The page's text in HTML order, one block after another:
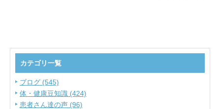
カテゴリ一覧
ブログ (545)
体・健康豆知識 (424)
患者さん達の声 (96)